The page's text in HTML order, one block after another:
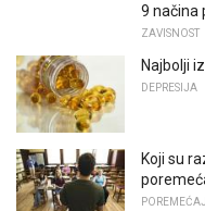
9 načina
ZAVISNOST
Najbolji
DEPRESIJA
Koji su